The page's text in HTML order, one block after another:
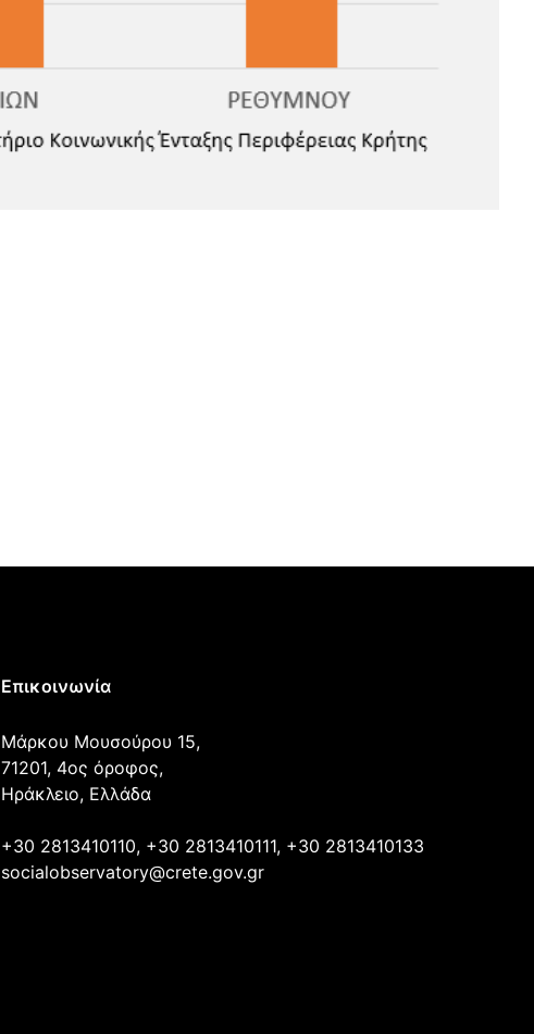
Επικοινωνία
Μάρκου Μουσούρου 15,
71201, 4ος όροφος,
Ηράκλειο, Ελλάδα
+30 2813410110, +30 2813410111, +30 2813410133
socialobservatory@crete.gov.gr